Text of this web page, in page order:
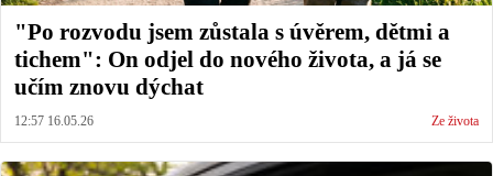
"Po rozvodu jsem zůstala s úvěrem, dětmi a
tichem": On odjel do nového života, a já se
učím znovu dýchat
12:57 16.05.26 Ze života